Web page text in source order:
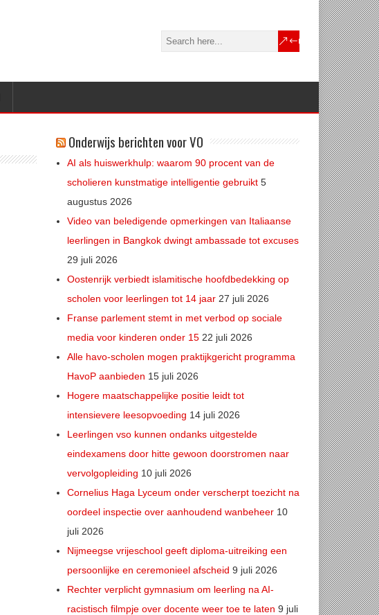
Onderwijs berichten voor VO
AI als huiswerkhulp: waarom 90 procent van de
scholieren kunstmatige intelligentie gebruikt 5
augustus 2026
Video van beledigende opmerkingen van Italiaanse
leerlingen in Bangkok dwingt ambassade tot excuses
29 juli 2026
Oostenrijk verbiedt islamitische hoofdbedekking op
scholen voor leerlingen tot 14 jaar 27 juli 2026
Franse parlement stemt in met verbod op sociale
media voor kinderen onder 15 22 juli 2026
Alle havo-scholen mogen praktijkgericht programma
HavoP aanbieden 15 juli 2026
Hogere maatschappelijke positie leidt tot
intensievere leesopvoeding 14 juli 2026
Leerlingen vso kunnen ondanks uitgestelde
eindexamens door hitte gewoon doorstromen naar
vervolgopleiding 10 juli 2026
Cornelius Haga Lyceum onder verscherpt toezicht na
oordeel inspectie over aanhoudend wanbeheer 10
juli 2026
Nijmeegse vrijeschool geeft diploma-uitreiking een
persoonlijke en ceremonieel afscheid 9 juli 2026
Rechter verplicht gymnasium om leerling na AI-
racistisch filmpje over docente weer toe te laten 9 juli